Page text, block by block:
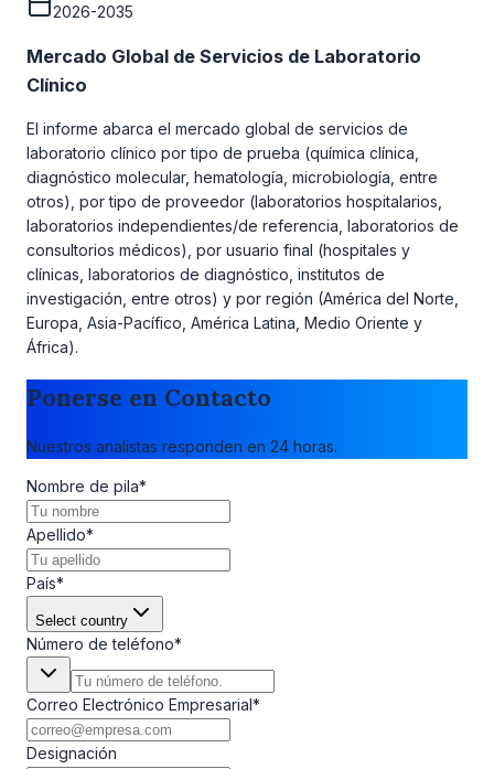
2026-2035
Mercado Global de Servicios de Laboratorio
Clínico
El informe abarca el mercado global de servicios de
laboratorio clínico por tipo de prueba (química clínica,
diagnóstico molecular, hematología, microbiología, entre
otros), por tipo de proveedor (laboratorios hospitalarios,
laboratorios independientes/de referencia, laboratorios de
consultorios médicos), por usuario final (hospitales y
clínicas, laboratorios de diagnóstico, institutos de
investigación, entre otros) y por región (América del Norte,
Europa, Asia-Pacífico, América Latina, Medio Oriente y
África).
Ponerse en Contacto
Nuestros analistas responden en 24 horas.
Nombre de pila*
Apellido*
País*
Select country
Número de teléfono*
Correo Electrónico Empresarial*
Designación